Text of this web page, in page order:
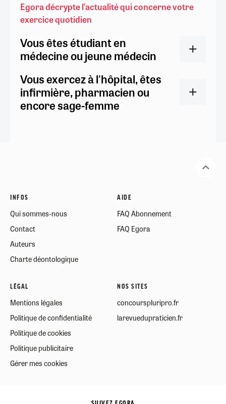
Egora décrypte l’actualité qui concerne votre
exercice quotidien
Vous êtes étudiant en
médecine ou jeune médecin
Vous exercez à l'hôpital, êtes
infirmière, pharmacien ou
encore sage-femme
INFOS
Qui sommes-nous
Contact
Auteurs
Charte déontologique
AIDE
FAQ Abonnement
FAQ Egora
LÉGAL
Mentions légales
Politique de confidentialité
Politique de cookies
Politique publicitaire
Gérer mes cookies
NOS SITES
concourspluripro.fr
larevuedupraticien.fr